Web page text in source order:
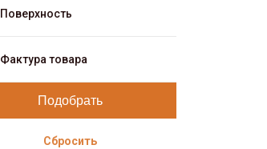
Поверхность
Фактура товара
Сбросить